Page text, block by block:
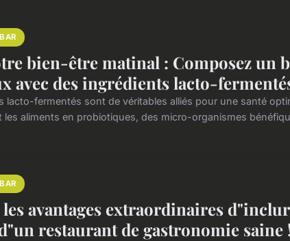
bien-être matinal : Composez un
avec des ingrédients lacto-
lacto-fermentés sont de véritables alliés pour une santé
les aliments en probiotiques, des micro-organismes
avantages extraordinaires
restaurant de gastronomie saine